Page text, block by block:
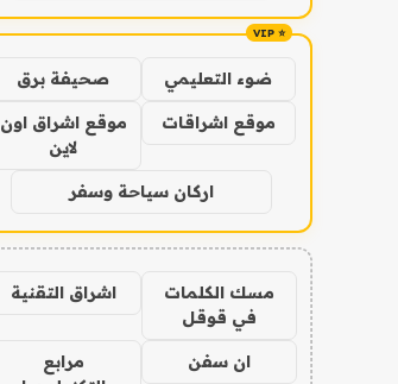
ضوء التعليمي صحيفة برق
موقع اشراقات
موقع اشراق اون
لاين
اركان سياحة وسفر
مسك الكلمات
في قوقل
اشراق التقنية
ان سفن
مرابع